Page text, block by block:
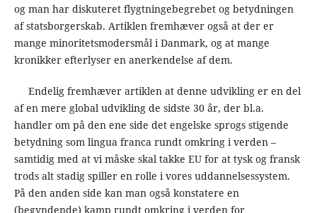
og man har diskuteret flygtningebegrebet og betydningen
af statsborgerskab. Artiklen fremhæver også at der er
mange minoritetsmodersmål i Danmark, og at mange
kronikker efterlyser en anerkendelse af dem.
Endelig fremhæver artiklen at denne udvikling er en del
af en mere global udvikling de sidste 30 år, der bl.a.
handler om på den ene side det engelske sprogs stigende
betydning som lingua franca rundt omkring i verden –
samtidig med at vi måske skal takke EU for at tysk og fransk
trods alt stadig spiller en rolle i vores uddannelsessystem.
På den anden side kan man også konstatere en
(begyndende) kamp rundt omkring i verden for